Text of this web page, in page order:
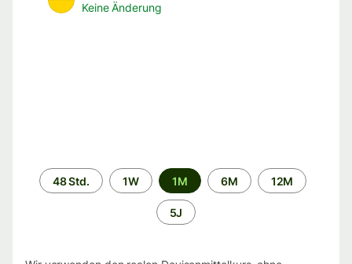
Keine Änderung
Zeitraum
48 Std. 1W 1M 6M 12M
5J